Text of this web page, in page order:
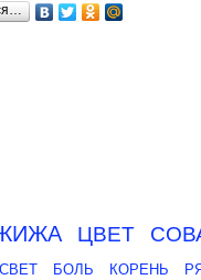
ЦВЕТ
СВЕТ БОЛЬ КОРЕНЬ